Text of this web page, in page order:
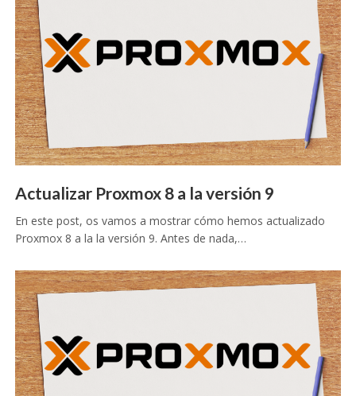
Actualizar Proxmox 8 a la versión 9
En este post, os vamos a mostrar cómo hemos actualizado
Proxmox 8 a la la versión 9. Antes de nada,…